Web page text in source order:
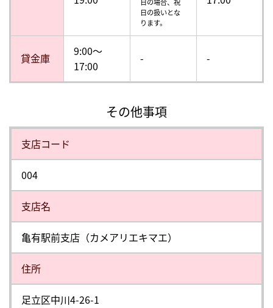
日の扱いとな
ります。
貸金庫
9:00～
17:00
- -
その他事項
⽀店コード
004
⽀店名
亀有駅前支店（カメアリエキマエ）
住所
足立区中川4-26-1